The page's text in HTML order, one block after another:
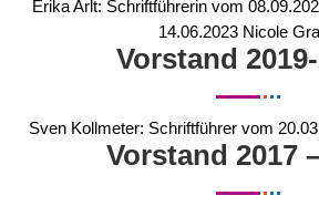
Erika Arlt: Schriftführerin vom
14.06.2023 Nicole
Vorstand
Sven Kollmeter: Schriftführer vom
Vorstand 2017